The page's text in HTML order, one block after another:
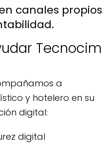
canales propios
Tecnocim
a
y hotelero en su
digital:
digital